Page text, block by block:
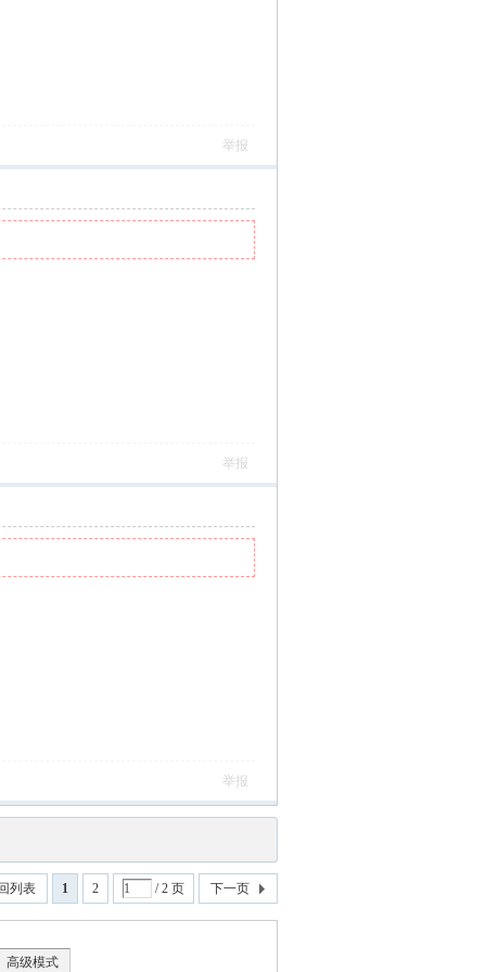
举报
举报
举报
1 2 / 2 页 下一页
列表
高级模式